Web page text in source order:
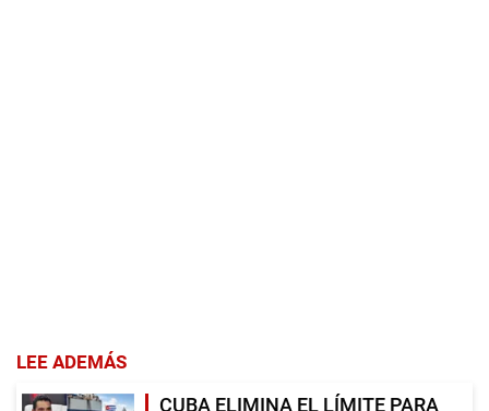
LEE ADEMÁS
CUBA ELIMINA EL LÍMITE PARA